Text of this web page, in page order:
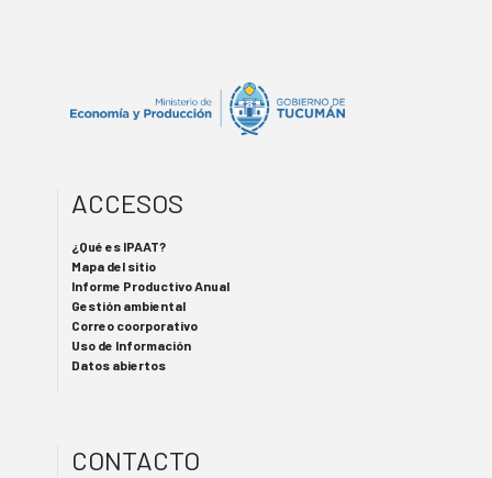
ACCESOS
¿Qué es IPAAT?
Mapa del sitio
Informe Productivo Anual
Gestión ambiental
Correo coorporativo
Uso de Información
Datos abiertos
CONTACTO